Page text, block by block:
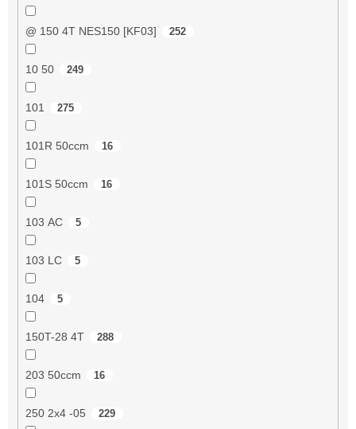
@ 150 4T NES150 [KF03] 252
10 50 249
101 275
101R 50ccm 16
101S 50ccm 16
103 AC 5
103 LC 5
104 5
150T-28 4T 288
203 50ccm 16
250 2x4 -05 229